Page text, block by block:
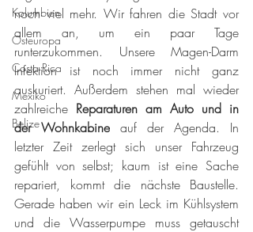
Kolumbien
Osteuropa
Costa Rica
Mexiko
Belize
noch viel mehr. Wir fahren die Stadt vor
allem an, um ein paar Tage
runterzukommen. Unsere Magen-Darm
Infektion ist noch immer nicht ganz
auskuriert. Außerdem stehen mal wieder
zahlreiche Reparaturen am Auto und in
der Wohnkabine auf der Agenda. In
letzter Zeit zerlegt sich unser Fahrzeug
gefühlt von selbst; kaum ist eine Sache
repariert, kommt die nächste Baustelle.
Gerade haben wir ein Leck im Kühlsystem
und die Wasserpumpe muss getauscht